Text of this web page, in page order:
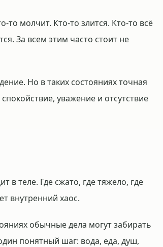
то молчит. Кто-то злится. Кто-то всё
За всем этим часто стоит не
Но в таких состояниях точная
уважение и отсутствие
в теле. Где сжато, где тяжело, где
внутренний хаос.
обычные дела могут забирать
понятный шаг: вода, еда, душ,